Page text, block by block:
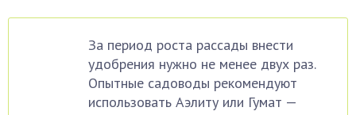
За период роста рассады внести
удобрения нужно не менее двух раз.
Опытные садоводы рекомендуют
использовать Аэлиту или Гумат —